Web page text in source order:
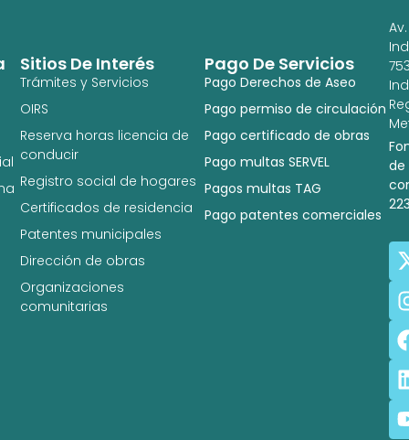
Pago De Servicios
Pago Derechos de Aseo
Pago permiso de circulación
Pago certificado de obras
Pago multas SERVEL
Pagos multas TAG
Pago patentes comerciales
Sitios De Interés
Trámites y Servicios
OIRS
Reserva horas licencia de
conducir
Registro social de hogares
Certificados de residencia
Patentes municipales
Dirección de obras
Organizaciones
comunitarias
Av.
de